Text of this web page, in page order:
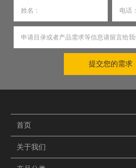
提交您的需求
首页
关于我们